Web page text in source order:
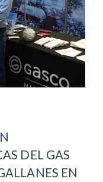
DEL GAS
EN